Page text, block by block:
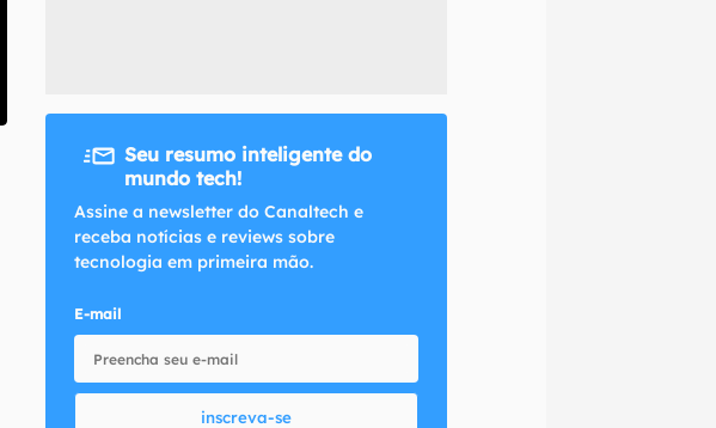
Seu resumo inteligente do
mundo tech!
Assine a newsletter do Canaltech e
receba notícias e reviews sobre
tecnologia em primeira mão.
E-mail
inscreva-se